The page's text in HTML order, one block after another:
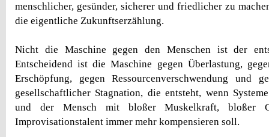
menschlicher, gesünder, sicherer und friedlicher zu
die eigentliche Zukunftserzählung.
Nicht die Maschine gegen den Menschen ist der
Entscheidend ist die Maschine gegen Überlastung,
Erschöpfung, gegen Ressourcenverschwendung und
gesellschaftlicher Stagnation, die entsteht, wenn
und der Mensch mit bloßer Muskelkraft, bloßer
Improvisationstalent immer mehr kompensieren soll.